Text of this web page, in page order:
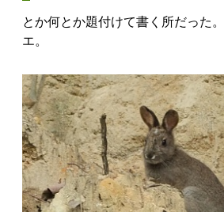
とか何とか題付けて書く所だった
エ。